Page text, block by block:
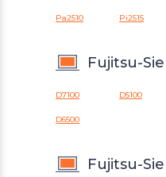
Pa2510 Pi2515
Fujitsu-
D7100 D5100
D6500
Fujitsu-